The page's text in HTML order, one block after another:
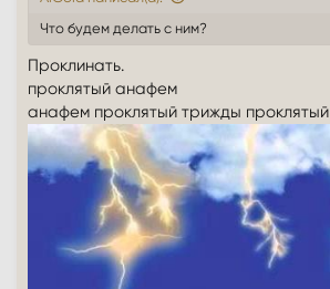
Что будем делать с ним?
Проклинать.
проклятый анафем
анафем проклятый трижды проклятый